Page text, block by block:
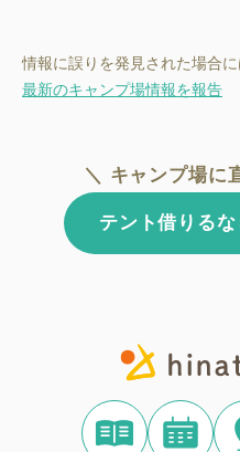
情報に誤りを発見された場合
最新のキャンプ場情報を報告
＼ キャンプ場に
テント借りる